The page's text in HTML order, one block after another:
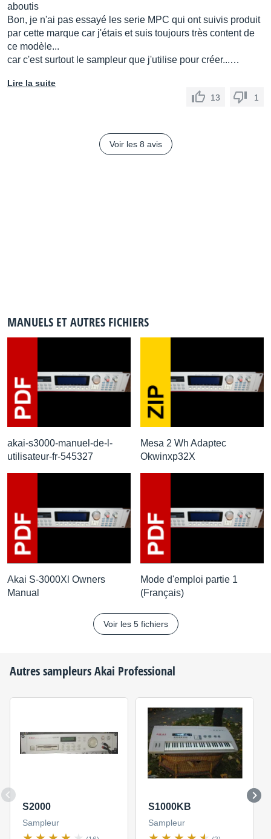
aboutis
Bon, je n'ai pas essayé les serie MPC qui ont suivis produit
par cette marque car j'étais et suis toujours très content de
ce modèle...
car c'est surtout le sampleur que j'utilise pour créer...…
Lire la suite
13
1
Voir les 8 avis
MANUELS ET AUTRES FICHIERS
akai-s3000-manuel-de-l-
utilisateur-fr-545327
Mesa 2 Wh Adaptec
Okwinxp32X
Akai S-3000Xl Owners
Manual
Mode d'emploi partie 1
(Français)
Voir les 5 fichiers
Autres sampleursAkai Professional
S2000
Sampleur
S1000KB
Sampleur